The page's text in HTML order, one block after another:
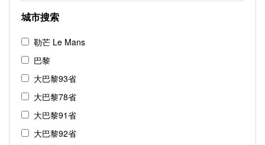
城市搜索
勒芒 Le Mans
巴黎
大巴黎93省
大巴黎78省
大巴黎91省
大巴黎92省